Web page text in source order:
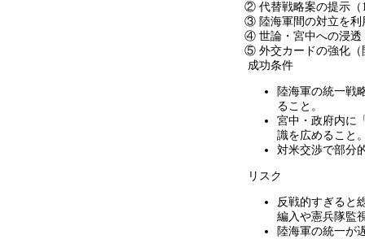
② 代替戦略案の提示（
③ 陸海軍間の対立を利
④ 世論・宮中への浸透
⑤ 外交カードの強化（
成功条件
陸海軍の統一戦
ること。
宮中・政府内に
識を広めること
対米交渉で部分
リスク
反戦的すぎると
編入や憲兵隊監
陸海軍の統一が